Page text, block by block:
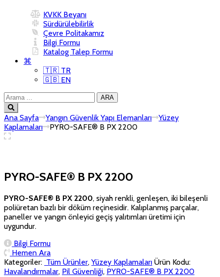
KVKK Beyanı
Sürdürülebilirlik
Çevre Politakamız
Bilgi Formu
Katalog Talep Formu
⌘
🇹🇷 TR
🇬🇧 EN
Ana Sayfa Yangın Güvenlik Yapı Elemanları
Yüzey
Kaplamaları
PYRO-SAFE® B PX 2200
PYRO-SAFE® B PX 2200
PYRO-SAFE® B PX 2200, siyah renkli, genleşen, iki bileşenli
poliüretan bazlı bir döküm reçinesidir. Kalıplanmış parçalar,
paneller ve yangın önleyici geçiş yalıtımları üretimi için
uygundur.
Bilgi Formu
Hemen Ara
Kategoriler: ‏‏‏‏‏‏‏‏ Tüm Ürünler, Yüzey Kaplamaları Ürün Kodu:
Havalandırmalar, Pil Güvenliği, PYRO-SAFE® B PX 2200